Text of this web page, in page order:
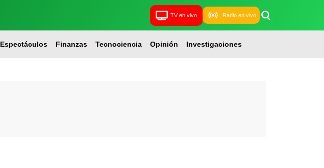
TV en vivo Radio en vivo
Espectáculos Finanzas Tecnociencia Opinión Investigaciones